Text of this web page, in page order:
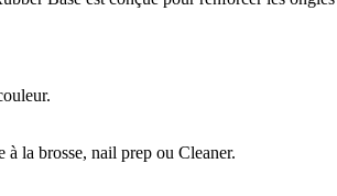
la brosse, nail prep ou Cleaner.